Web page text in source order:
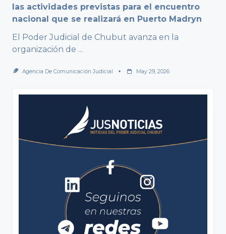
las actividades previstas para el encuentro
nacional que se realizará en Puerto Madryn
El Poder Judicial de Chubut avanza en la
organización de ...
Agencia De Comunicación Judicial May 29, 2026